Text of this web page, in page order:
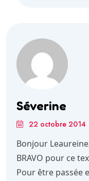
Séverine
22 octobre 2014
Bonjour
BRAVO pour ce
Pour être passée